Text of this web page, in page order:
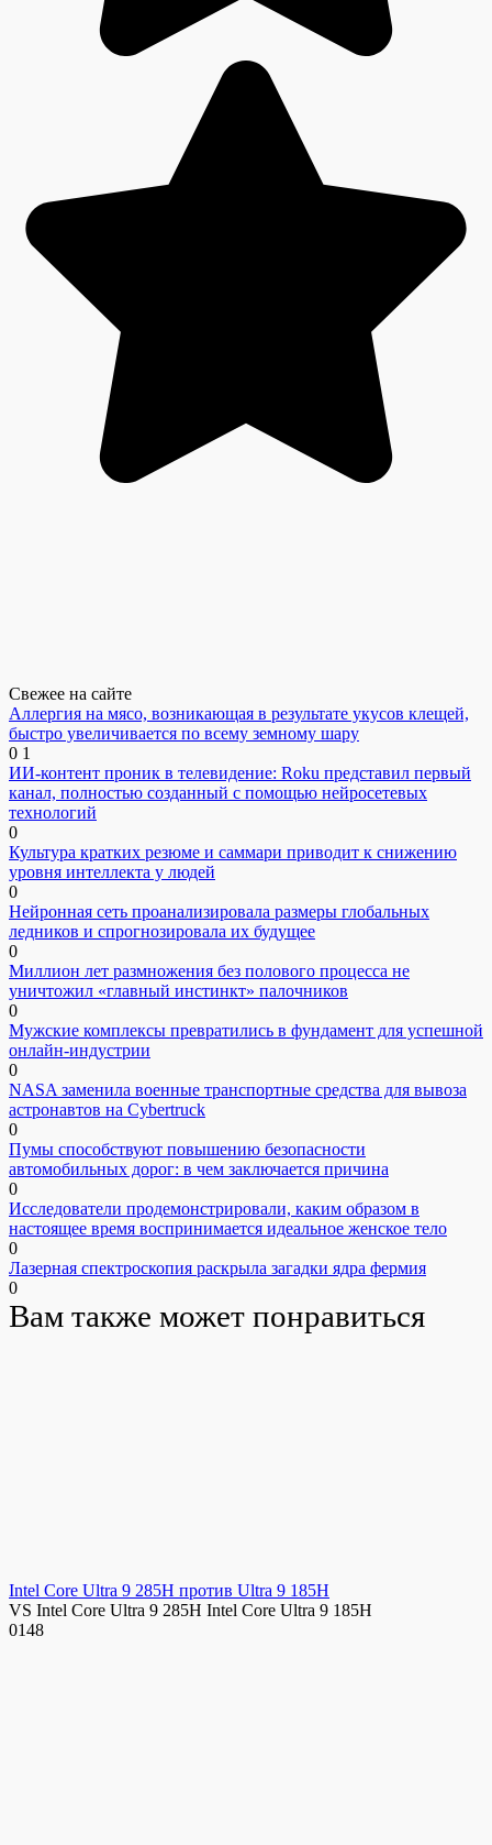
Свежее на сайте
Аллергия на мясо, возникающая в результате укусов клещей,
быстро увеличивается по всему земному шару
0 1
ИИ-контент проник в телевидение: Roku представил первый
канал, полностью созданный с помощью нейросетевых
технологий
0
Культура кратких резюме и саммари приводит к снижению
уровня интеллекта у людей
0
Нейронная сеть проанализировала размеры глобальных
ледников и спрогнозировала их будущее
0
Миллион лет размножения без полового процесса не
уничтожил «главный инстинкт» палочников
0
Мужские комплексы превратились в фундамент для успешной
онлайн-индустрии
0
NASA заменила военные транспортные средства для вывоза
астронавтов на Cybertruck
0
Пумы способствуют повышению безопасности
автомобильных дорог: в чем заключается причина
0
Исследователи продемонстрировали, каким образом в
настоящее время воспринимается идеальное женское тело
0
Лазерная спектроскопия раскрыла загадки ядра фермия
0
Вам также может понравиться
Intel Core Ultra 9 285H против Ultra 9 185H
VS Intel Core Ultra 9 285H Intel Core Ultra 9 185H
0148